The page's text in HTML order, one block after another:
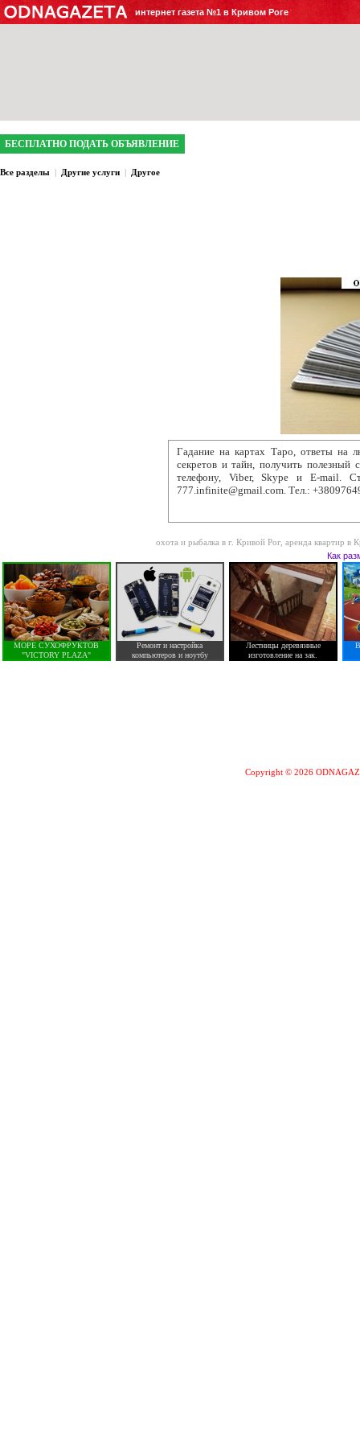
интернет газета №1 в Кривом Роге
БЕСПЛАТНО ПОДАТЬ ОБЪЯВЛЕНИЕ
Все разделы | Другие услуги | Другое
Гадание на картах Таро, ответы на
секретов и тайн, получить
телефону, Viber, Skype и E-mail.
777.infinite@gmail.com. Тел.:
охота и рыбалка в г. Кривой Рог,аренда квартир в
Как
МОРЕ СУХОФРУКТОВ
"VICTORY PLAZA"
Ремонт и настройка
компьютеров и ноутбу
Лестницы деревянные
изготовление на зак.
Copyright © 2026